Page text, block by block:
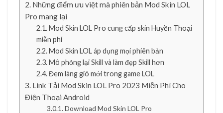
Những điểm ưu việt mà phiên bản Mod Skin LOL
Pro mang lại
Mod Skin LOL Pro cung cấp skin Huyền Thoại
miễn phí
Mod Skin LOL áp dụng mọi phiên bản
Mô phỏng lại Skill và làm đẹp Skill hơn
Đem làng gió mới trong game LOL
Link Tải Mod Skin LOL Pro 2023 Miễn Phí Cho
Điện Thoại Android
Download Mod Skin LOL Pro